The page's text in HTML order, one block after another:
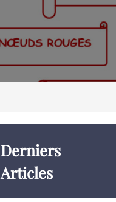
Derniers
Articles